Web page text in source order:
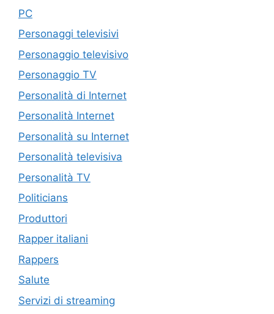
PC
Personaggi televisivi
Personaggio televisivo
Personaggio TV
Personalità di Internet
Personalità Internet
Personalità su Internet
Personalità televisiva
Personalità TV
Politicians
Produttori
Rapper italiani
Rappers
Salute
Servizi di streaming